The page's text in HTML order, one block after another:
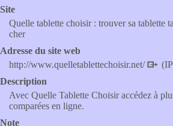
Site
Quelle tablette choisir : trouver sa tablette
cher
Adresse du site web
http://www.quelletablettechoisir.net/
Description
Avec Quelle Tablette Choisir accédez à
comparées en ligne.
Note